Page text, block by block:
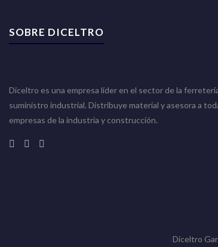
SOBRE DICELTRO
Diceltro es una empresa líder en el sector de la
suministro industrial. Distribuye material y asesora a
empresas de la industria y construcción.
Diceltro